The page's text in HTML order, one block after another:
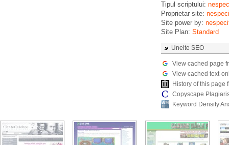
Tipul scriptului:
Proprietar site:
Site power by:
Site Plan: Standard
Unelte SEO
View cached page
View cached text-
History of this page
Copyscape
Keyword Density